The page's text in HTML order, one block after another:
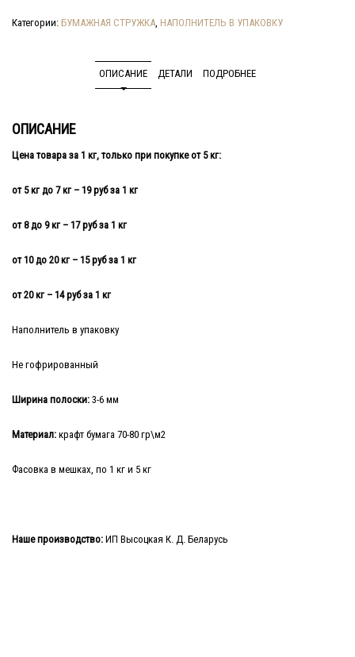
Категории: БУМАЖНАЯ СТРУЖКА, НАПОЛНИТЕЛЬ В УПАКОВКУ
ОПИСАНИЕ ДЕТАЛИ ПОДРОБНЕЕ
ОПИСАНИЕ
Цена товара за 1 кг, только при покупке от 5 кг:
от 5 кг до 7 кг – 19 руб за 1 кг
от 8 до 9 кг – 17 руб за 1 кг
от 10 до 20 кг – 15 руб за 1 кг
от 20 кг – 14 руб за 1 кг
Наполнитель в упаковку
Не гофрированный
Ширина полоски: 3-6 мм
Материал: крафт бумага 70-80 гр\м2
Фасовка в мешках, по 1 кг и 5 кг
Наше производство: ИП Высоцкая К. Д. Беларусь